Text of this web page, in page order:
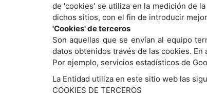
de 'cookies' se utiliza en la medición de
dichos sitios, con el fin de introducir
'Cookies' de terceros
Son aquellas que se envían al equipo
datos obtenidos través de las cookies.
Por ejemplo, servicios estadísticos de
La Entidad utiliza en este sitio web las
COOKIES DE TERCEROS